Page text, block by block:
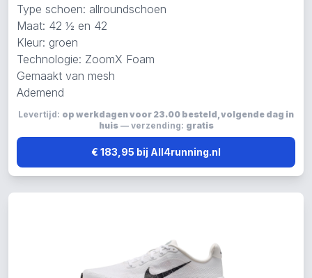
Type schoen: allroundschoen
Maat: 42 ½ en 42
Kleur: groen
Technologie: ZoomX Foam
Gemaakt van mesh
Ademend
Levertijd: op werkdagen voor 23.00 besteld, volgende dag in
huis— verzending: gratis
€ 183,95 bij All4running.nl